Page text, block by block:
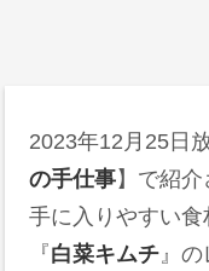
2023年12月25日
の手仕事】で紹
手に入りやすい
『白菜キムチ』の